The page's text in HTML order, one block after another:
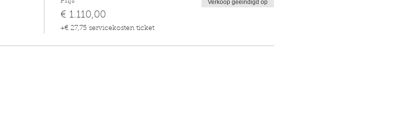
€ 1.110,00
+€ 27,75 servicekosten ticket
Verkoop geëindigd op